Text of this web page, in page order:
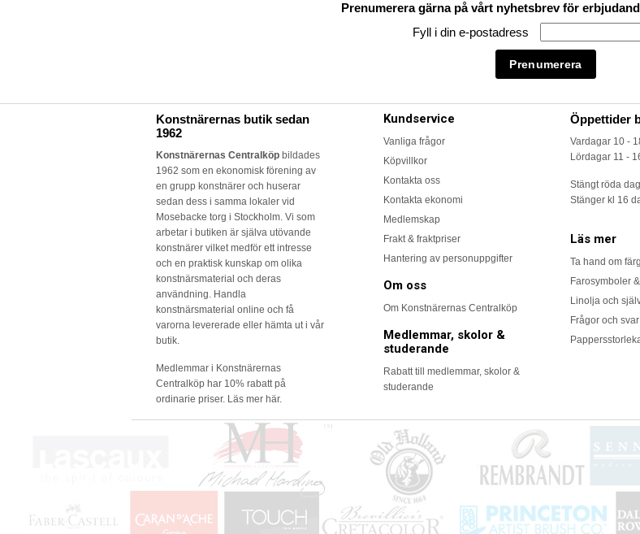
Prenumerera gärna på vårt nyhetsbrev för
Fyll i din e-postadress
Konstnärernas butik sedan
1962
Konstnärernas Centralköp bildades
1962 som en ekonomisk förening av
en grupp konstnärer och huserar
sedan dess i samma lokaler vid
Mosebacke torg i Stockholm. Vi som
arbetar i butiken är själva utövande
konstnärer vilket medför ett intresse
och en praktisk kunskap om olika
konstnärsmaterial och deras
användning. Handla
konstnärsmaterial online och få
varorna levererade eller hämta ut i vår
butik.
Medlemmar i Konstnärernas
Centralköp har 10% rabatt på
ordinarie priser. Läs mer här.
Kundservice
Vanliga frågor
Köpvillkor
Kontakta oss
Kontakta ekonomi
Medlemskap
Frakt & fraktpriser
Hantering av personuppgifter
Om oss
Om Konstnärernas Centralköp
Medlemmar, skolor &
studerande
Rabatt till medlemmar, skolor &
studerande
Öppettider
Vardagar 10 -
Lördagar 11 -
Stängt röda
Stänger kl 16
Läs mer
Ta hand om
Farosymboler
Linolja och
Frågor och